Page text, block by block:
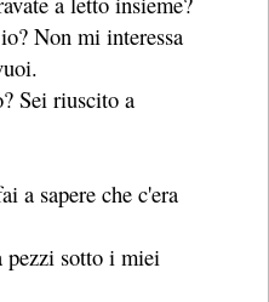
Non mi interessa
Sei riuscito a
a sapere che c'era
pezzi sotto i miei